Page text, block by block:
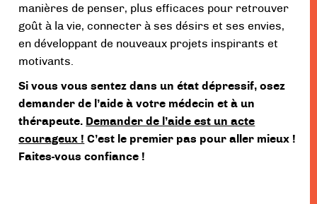
manières de penser, plus efficaces pour retrouver
goût à la vie, connecter à ses désirs et ses envies,
en développant de nouveaux projets inspirants et
motivants.
Si vous vous sentez dans un état dépressif, osez
demander de l’aide à votre médecin et à un
thérapeute. Demander de l’aide est un acte
courageux ! C’est le premier pas pour aller mieux !
Faites-vous confiance !